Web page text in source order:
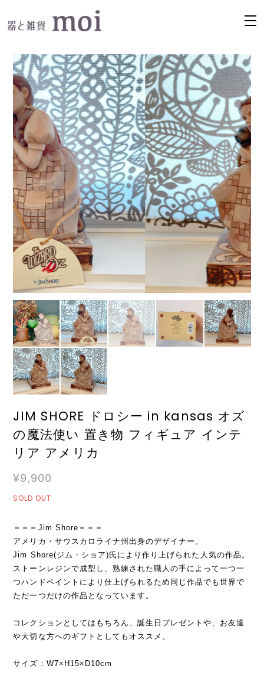
JIM SHORE ドロシー in kansas オズ
の魔法使い 置き物 フィギュア インテ
リア アメリカ
¥9,900
SOLD OUT
＝＝＝Jim Shore＝＝＝
アメリカ・サウスカロライナ州出身のデザイナー。
Jim Shore(ジム・ショア)氏により作り上げられた人気の作品。
ストーンレジンで成型し、熟練された職人の手によって一つ一
つハンドペイントにより仕上げられるため同じ作品でも世界で
ただ一つだけの作品となっています。
コレクションとしてはもちろん、誕生日プレゼントや、お友達
や大切な方へのギフトとしてもオススメ。
サイズ：W7×H15×D10cm